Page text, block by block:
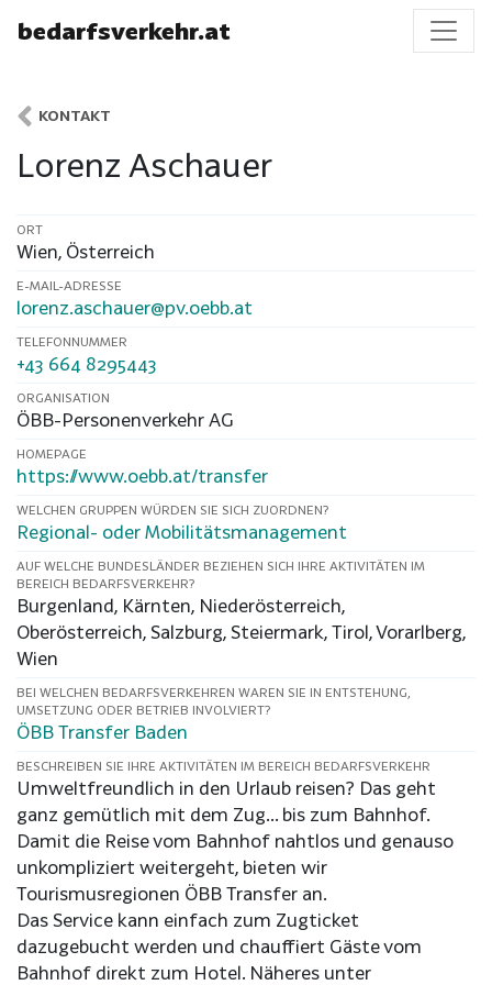
bedarfsverkehr.at
KONTAKT
Lorenz Aschauer
ORT
Wien, Österreich
E-MAIL-ADRESSE
lorenz.aschauer@pv.oebb.at
TELEFONNUMMER
+43 664 8295443
ORGANISATION
ÖBB-Personenverkehr AG
HOMEPAGE
https://www.oebb.at/transfer
WELCHEN GRUPPEN WÜRDEN SIE SICH ZUORDNEN?
Regional- oder Mobilitätsmanagement
AUF WELCHE BUNDESLÄNDER BEZIEHEN SICH IHRE AKTIVITÄTEN IM
BEREICH BEDARFSVERKEHR?
Burgenland, Kärnten, Niederösterreich,
Oberösterreich, Salzburg, Steiermark, Tirol, Vorarlberg,
Wien
BEI WELCHEN BEDARFSVERKEHREN WAREN SIE IN ENTSTEHUNG,
UMSETZUNG ODER BETRIEB INVOLVIERT?
ÖBB Transfer Baden
BESCHREIBEN SIE IHRE AKTIVITÄTEN IM BEREICH BEDARFSVERKEHR
Umweltfreundlich in den Urlaub reisen? Das geht
ganz gemütlich mit dem Zug… bis zum Bahnhof.
Damit die Reise vom Bahnhof nahtlos und genauso
unkompliziert weitergeht, bieten wir
Tourismusregionen ÖBB Transfer an.
Das Service kann einfach zum Zugticket
dazugebucht werden und chauffiert Gäste vom
Bahnhof direkt zum Hotel. Näheres unter